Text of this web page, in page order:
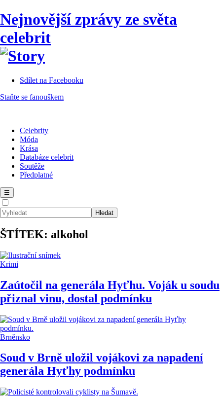
Nejnovější zprávy ze světa
celebrit
Sdílet na Facebooku
Staňte se fanouškem
Celebrity
Móda
Krása
Databáze celebrit
Soutěže
Předplatné
☰
ŠTÍTEK: alkohol
Krimi
Zaútočil na generála Hyťhu. Voják u soudu
přiznal vinu, dostal podmínku
Brněnsko
Soud v Brně uložil vojákovi za napadení
generála Hyťhy podmínku